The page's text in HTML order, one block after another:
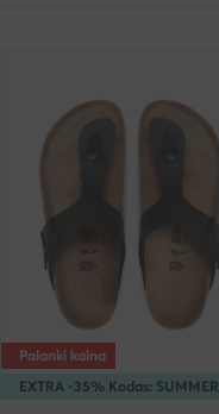
EXTRA -35% Kodas: SUMMER
Palanki kaina